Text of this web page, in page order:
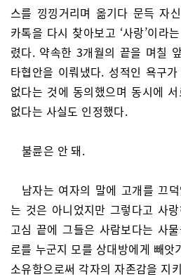
스를 낑낑거리며 옮기다 문득 자
카톡을 다시 찾아보고 ‘사랑’이라
렸다. 약속한 3개월의 끝을 며칠
타협안을 이뤄냈다. 성적인 욕구
없다는 것에 동의했으며 동시에
없다는 사실도 인정했다.
불륜은 안 돼.
남자는 여자의 말에 고개를 끄
는 것은 아니었지만 그렇다고 사
고심 끝에 그들은 사람보다는 사
로를 누군지 모를 상대방에게 빼앗
소유함으로써 각자의 자존감을 지